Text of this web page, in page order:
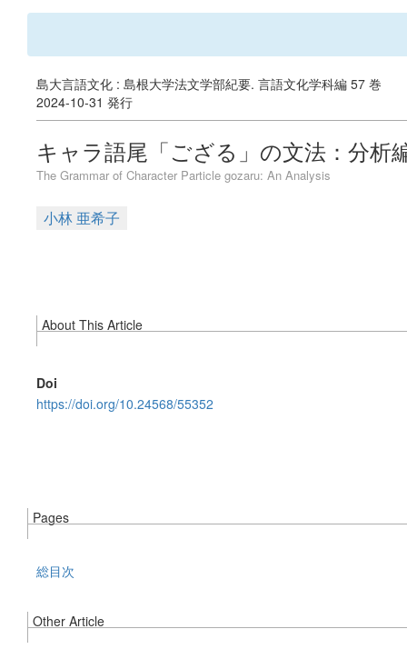
島大言語文化 : 島根大学法文学部紀要. 言語文化学科編 57 巻
2024-10-31 発行
キャラ語尾「ござる」の文法：分析
The Grammar of Character Particle gozaru: An Analysis
小林 亜希子
About This Article
Doi
https://doi.org/10.24568/55352
Pages
総目次
Other Article